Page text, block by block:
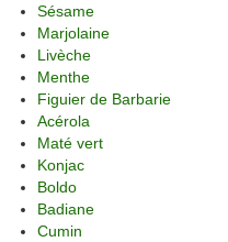
Sésame
Marjolaine
Livèche
Menthe
Figuier de Barbarie
Acérola
Maté vert
Konjac
Boldo
Badiane
Cumin